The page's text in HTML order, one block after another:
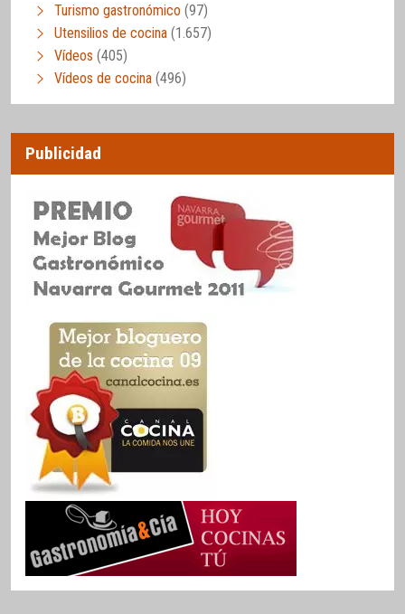
Turismo gastronómico (97)
Utensilios de cocina (1.657)
Vídeos (405)
Vídeos de cocina (496)
Publicidad